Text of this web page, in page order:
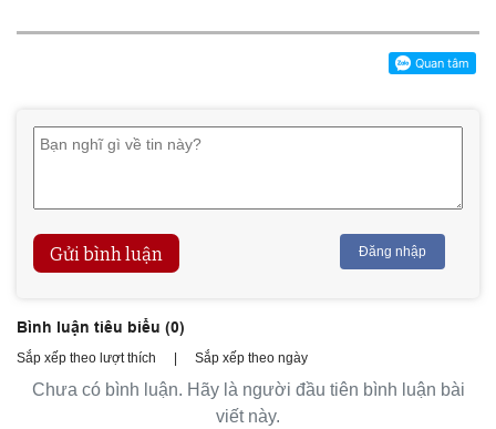
Gửi bình luận Đăng nhập
Bình luận tiêu biểu (0)
Sắp xếp theo lượt thích Sắp xếp theo ngày
Chưa có bình luận. Hãy là người đầu tiên bình luận bài
viết này.